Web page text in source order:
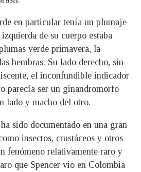
en particular tenía un plumaje
de su cuerpo estaba
verde primavera, la
hembras. Su lado derecho, sin
el inconfundible indicador
parecía ser un ginandromorfo
lado y macho del otro.
sido documentado en una gran
insectos, crustáceos y otros
fenómeno relativamente raro y
que Spencer vio en Colombia